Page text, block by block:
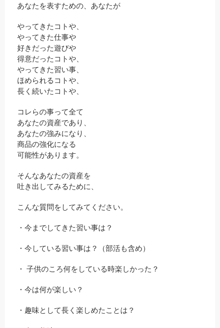
あなたを表すための、あなたが
やってきたコトや、
やってきた仕事や
好きだった遊びや
得意だったコトや、
やってきた習い事、
ほめられるコトや、
長く続いたコトや、
コレらの事って全て
あなたの資産であり、
あなたの強みになり、
商品の強化になる
可能性があります。
そんなあなたの資産を
吐き出してみるために、
こんな質問をしてみてください。
・今までしてきた習い事は？
・今している習い事は？（部活も含め）
・ 子供のころ何をしている時楽しかった？
・今は何が楽しい？
・趣味として長く楽しめたことは？